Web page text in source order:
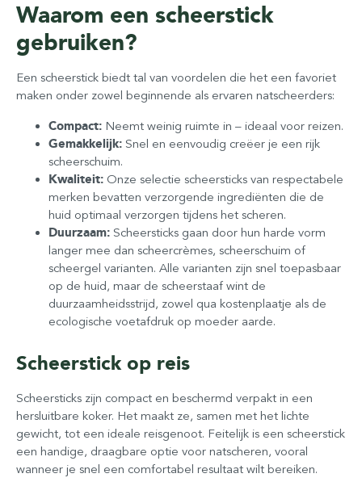
Waarom een scheerstick
gebruiken?
Een scheerstick biedt tal van voordelen die het een favoriet
maken onder zowel beginnende als ervaren natscheerders:
Compact: Neemt weinig ruimte in – ideaal voor reizen.
Gemakkelijk: Snel en eenvoudig creëer je een rijk
scheerschuim.
Kwaliteit: Onze selectie scheersticks van respectabele
merken bevatten verzorgende ingrediënten die de
huid optimaal verzorgen tijdens het scheren.
Duurzaam: Scheersticks gaan door hun harde vorm
langer mee dan scheercrèmes, scheerschuim of
scheergel varianten. Alle varianten zijn snel toepasbaar
op de huid, maar de scheerstaaf wint de
duurzaamheidsstrijd, zowel qua kostenplaatje als de
ecologische voetafdruk op moeder aarde.
Scheerstick op reis
Scheersticks zijn compact en beschermd verpakt in een
hersluitbare koker. Het maakt ze, samen met het lichte
gewicht, tot een ideale reisgenoot. Feitelijk is een scheerstick
een handige, draagbare optie voor natscheren, vooral
wanneer je snel een comfortabel resultaat wilt bereiken.